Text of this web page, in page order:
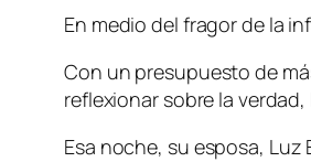
En medio del fragor de la
Con un presupuesto de
reflexionar sobre la
Esa noche, su esposa,